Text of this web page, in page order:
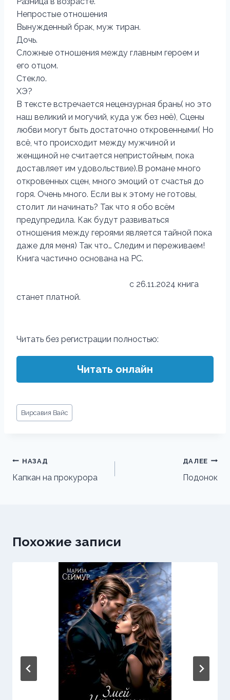
Непростые отношения
Вынужденный брак, муж тиран.
Дочь.
Сложные отношения между главным героем и
его отцом.
Стекло.
ХЭ?
В тексте встречается нецензурная брань( но это
наш великий и могучий, куда уж без неё), Сцены
любви могут быть достаточно откровенными( Но
всё, что происходит между мужчиной и
женщиной не считается непристойным, пока
доставляет им удовольствие).В романе много
откровенных сцен, много эмоций от счастья до
горя. Очень много. Если вы к этому не готовы,
столит ли начинать? Так что я обо всём
предупредила. Как будут развиваться
отношения между героями является тайной пока
даже для меня) Так что… Следим и переживаем!
Книга частично основана на РС.
с 26.11.2024 книга
станет платной.
Читать без регистрации полностью:
Читать онлайн
Метки
записи:
Вирсавия Вайс
Навигация
по
НАЗАД
Капкан на прокурора
ДАЛЕЕ
Подонок
Похожие записи